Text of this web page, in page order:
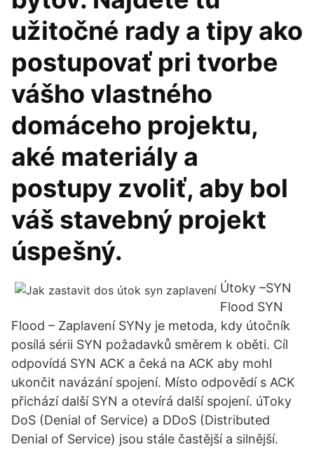
užitočné rady a tipy ako
postupovať pri tvorbe
vášho vlastného
domáceho projektu,
aké materiály a
postupy zvoliť, aby bol
váš stavebný projekt
úspešný.
Útoky –SYN
Flood SYN
Flood – Zaplavení SYNy je metoda, kdy útočník
posílá sérii SYN požadavků směrem k oběti. Cíl
odpovídá SYN ACK a čeká na ACK aby mohl
ukončit navázání spojení. Místo odpovědí s ACK
přichází další SYN a otevírá další spojení. úToky
DoS (Denial of Service) a DDoS (Distributed
Denial of Service) jsou stále častější a silnější.